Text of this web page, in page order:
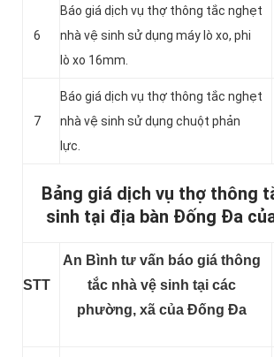
6
Báo giá dịch vụ thợ thông tắc nghẹt
nhà vệ sinh sử dụng máy lò xo, phi
lò xo 16mm.
7
Báo giá dịch vụ thợ thông tắc nghẹt
nhà vệ sinh sử dụng chuột phản
lực.
Bảng giá dịch vụ thợ thông
sinh tại địa bàn Đống Đa
STT
An Bình tư vấn báo giá thông
tắc nhà vệ sinh tại các
phường, xã của Đống Đa